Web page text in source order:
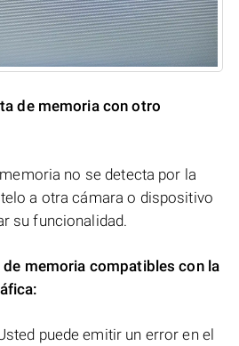
de memoria con otro
no se detecta por la
a otra cámara o dispositivo
su funcionalidad.
memoria compatibles con la
puede emitir un error en el